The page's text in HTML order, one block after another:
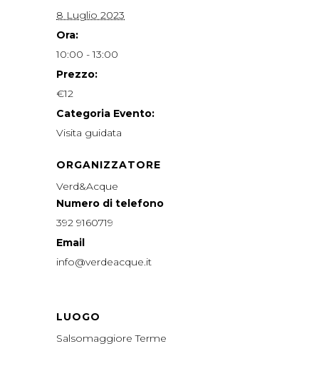
8 Luglio 2023
Ora:
10:00 - 13:00
Prezzo:
€12
Categoria Evento:
Visita guidata
ORGANIZZATORE
Verd&Acque
Numero di telefono
392 9160719
Email
info@verdeacque.it
LUOGO
Salsomaggiore Terme